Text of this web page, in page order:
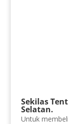
Sekilas
Selatan.
Untuk